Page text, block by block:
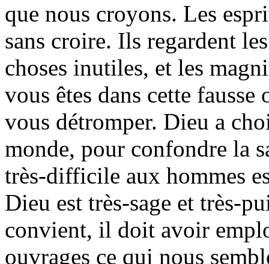
que nous croyons. Les
sans croire. Ils regardent
choses inutiles, et les
vous êtes dans cette
vous détromper. Dieu a
monde, pour confondre la
très-difficile aux hommes
Dieu est très-sage et très-
convient, il doit avoir
ouvrages ce qui nous